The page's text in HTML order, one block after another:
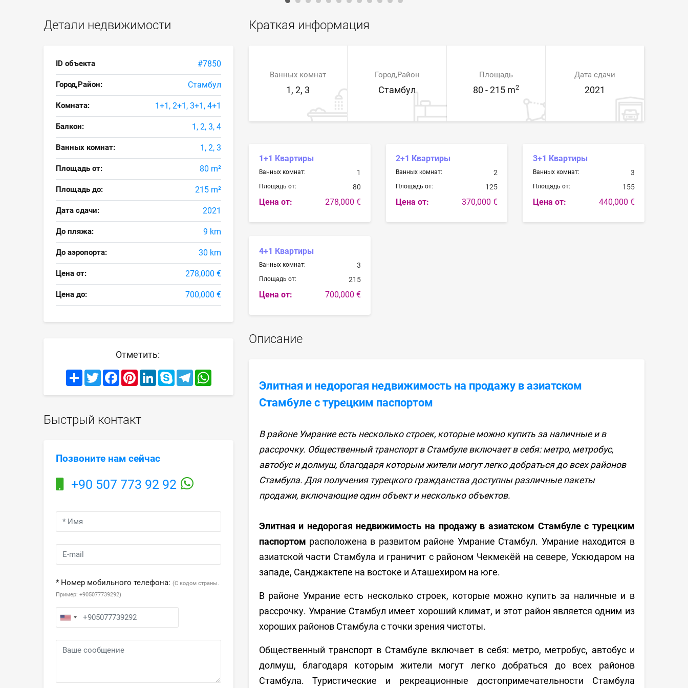
Детали недвижимости
ID объекта #7850
Город,Район: Стамбул
Комната: 1+1, 2+1, 3+1, 4+1
Балкон: 1, 2, 3, 4
Ванных комнат: 1, 2, 3
Площадь от: 80 m²
Площадь до: 215 m²
Дата сдачи: 2021
До пляжа: 9 km
До аэропорта: 30 km
Цена от: 278,000 €
Цена до: 700,000 €
Отметить:
ShareTwitterFacebookPinterestLinkedInSkypeTelegramWhatsApp
Быстрый контакт
Позвоните нам сейчас
+90 507 773 92 92
* Номер мобильного телефона: (С кодом страны.
Пример: +905077739292)
Краткая информация
Ванных комнат
1, 2, 3
Город,Район
Стамбул
Площадь
80 - 215 m2
Дата сдачи
2021
1+1 Квартиры
Ванных комнат: 1
Площадь от: 80
Цена от: 278,000 €
2+1 Квартиры
Ванных комнат: 2
Площадь от: 125
Цена от: 370,000 €
3+1 Квартиры
Ванных комнат: 3
Площадь от: 155
Цена от: 440,000 €
4+1 Квартиры
Ванных комнат: 3
Площадь от: 215
Цена от: 700,000 €
Описание
Элитная и недорогая недвижимость на продажу в азиатском
Стамбуле с турецким паспортом
В районе Умрание есть несколько строек, которые можно купить за наличные и в
рассрочку. Общественный транспорт в Стамбуле включает в себя: метро, метробус,
автобус и долмуш, благодаря которым жители могут легко добраться до всех районов
Стамбула. Для получения турецкого гражданства доступны различные пакеты
продажи, включающие один объект и несколько объектов.
Элитная и недорогая недвижимость на продажу в азиатском Стамбуле с турецким
паспортом расположена в развитом районе Умрание Стамбул. Умрание находится в
азиатской части Стамбула и граничит с районом Чекмекёй на севере, Ускюдаром на
западе, Санджактепе на востоке и Аташехиром на юге.
В районе Умрание есть несколько строек, которые можно купить за наличные и в
рассрочку. Умрание Стамбул имеет хороший климат, и этот район является одним из
хороших районов Стамбула с точки зрения чистоты.
Общественный транспорт в Стамбуле включает в себя: метро, ​​метробус, автобус и
долмуш, благодаря которым жители могут легко добраться до всех районов
Стамбула. Туристические и рекреационные достопримечательности Стамбула